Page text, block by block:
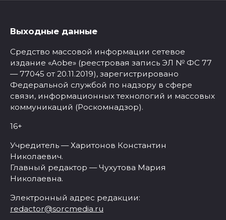
Выходные данные
Средство массовой информации сетевое
издание «Aobe» (реестровая запись ЭЛ № ФС 77
— 77045 от 20.11.2019), зарегистрировано
Федеральной службой по надзору в сфере
связи, информационных технологий и массовых
коммуникаций (Роскомнадзор).
16+
Учредитель — Харитонов Константин
Николаевич.
Главный редактор — Чухутова Мария
Николаевна.
Электронный адрес редакции:
redactor@sorcmedia.ru